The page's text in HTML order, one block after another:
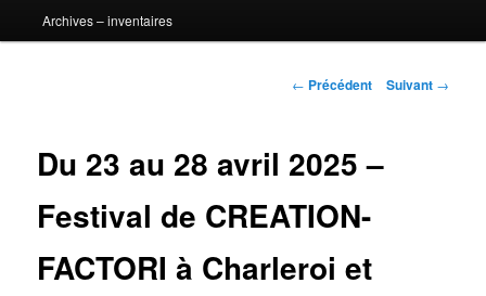
Archives – inventaires
Navigation
← Précédent Suivant →
Du 23 au 28 avril 2025 –
Festival de CREATION-
FACTORI à Charleroi et